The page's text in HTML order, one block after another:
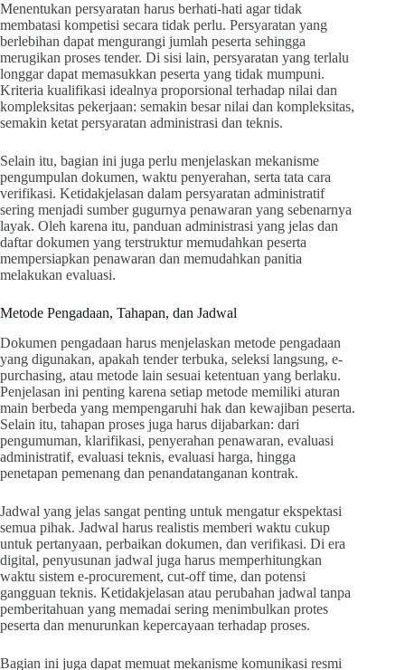
Menentukan persyaratan harus berhati-hati agar tidak
membatasi kompetisi secara tidak perlu. Persyaratan yang
berlebihan dapat mengurangi jumlah peserta sehingga
merugikan proses tender. Di sisi lain, persyaratan yang terlalu
longgar dapat memasukkan peserta yang tidak mumpuni.
Kriteria kualifikasi idealnya proporsional terhadap nilai dan
kompleksitas pekerjaan: semakin besar nilai dan kompleksitas,
semakin ketat persyaratan administrasi dan teknis.
Selain itu, bagian ini juga perlu menjelaskan mekanisme
pengumpulan dokumen, waktu penyerahan, serta tata cara
verifikasi. Ketidakjelasan dalam persyaratan administratif
sering menjadi sumber gugurnya penawaran yang sebenarnya
layak. Oleh karena itu, panduan administrasi yang jelas dan
daftar dokumen yang terstruktur memudahkan peserta
mempersiapkan penawaran dan memudahkan panitia
melakukan evaluasi.
Metode Pengadaan, Tahapan, dan Jadwal
Dokumen pengadaan harus menjelaskan metode pengadaan
yang digunakan, apakah tender terbuka, seleksi langsung, e-
purchasing, atau metode lain sesuai ketentuan yang berlaku.
Penjelasan ini penting karena setiap metode memiliki aturan
main berbeda yang mempengaruhi hak dan kewajiban peserta.
Selain itu, tahapan proses juga harus dijabarkan: dari
pengumuman, klarifikasi, penyerahan penawaran, evaluasi
administratif, evaluasi teknis, evaluasi harga, hingga
penetapan pemenang dan penandatanganan kontrak.
Jadwal yang jelas sangat penting untuk mengatur ekspektasi
semua pihak. Jadwal harus realistis memberi waktu cukup
untuk pertanyaan, perbaikan dokumen, dan verifikasi. Di era
digital, penyusunan jadwal juga harus memperhitungkan
waktu sistem e-procurement, cut-off time, dan potensi
gangguan teknis. Ketidakjelasan atau perubahan jadwal tanpa
pemberitahuan yang memadai sering menimbulkan protes
peserta dan menurunkan kepercayaan terhadap proses.
Bagian ini juga dapat memuat mekanisme komunikasi resmi